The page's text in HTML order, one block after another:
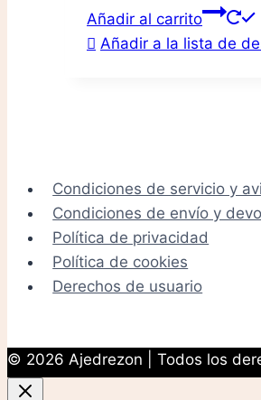
Añadir al carrito
Añadir a la lista de
Condiciones de servicio y
Condiciones de envío y
Política de privacidad
Política de cookies
Derechos de usuario
© 2026 Ajedrezon | Todos los